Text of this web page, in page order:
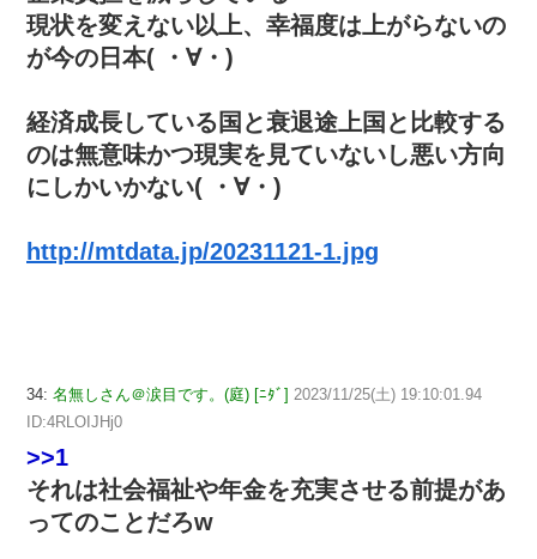
現状を変えない以上、幸福度は上がらないの
が今の日本( ・∀・)
経済成長している国と衰退途上国と比較する
のは無意味かつ現実を見ていないし悪い方向
にしかいかない( ・∀・)
http://mtdata.jp/20231121-1.jpg
34: 名無しさん＠涙目です。(庭) [ﾆﾀﾞ] 2023/11/25(土) 19:10:01.94
ID:4RLOIJHj0
>>1
それは社会福祉や年金を充実させる前提があ
ってのことだろw